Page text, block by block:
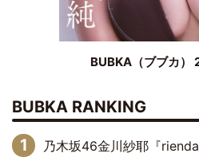
BUBKA（ブブカ）
BUBKA RANKING
乃木坂46金川紗耶『rienda』